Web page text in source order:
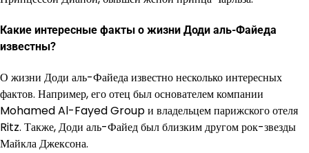
Какие интересные факты о жизни Доди аль-Файеда
известны?
О жизни Доди аль-Файеда известно несколько интересных
фактов. Например, его отец был основателем компании
Mohamed Al-Fayed Group и владельцем парижского отеля
Ritz. Также, Доди аль-Файед был близким другом рок-звезды
Майкла Джексона.